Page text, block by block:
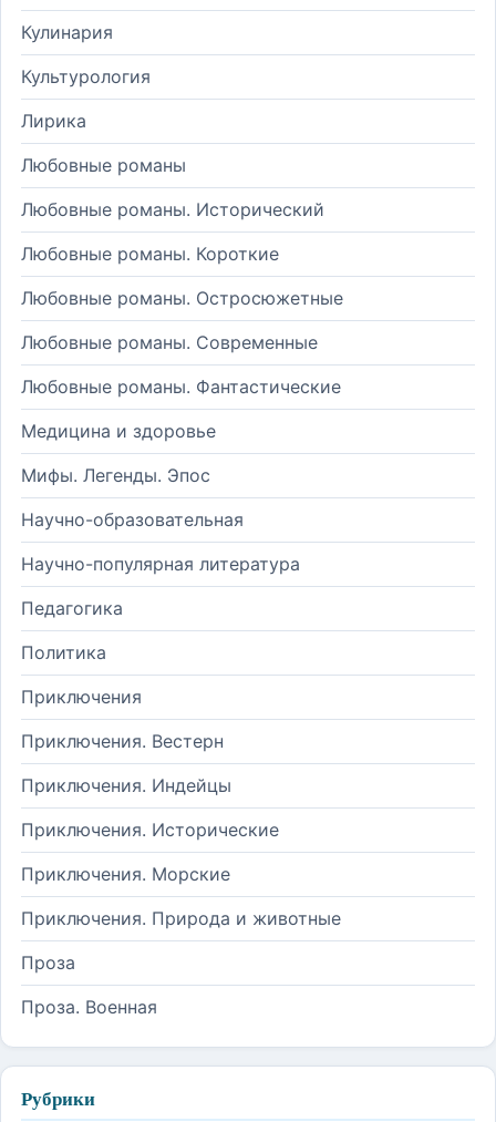
Кулинария
Культурология
Лирика
Любовные романы
Любовные романы. Исторический
Любовные романы. Короткие
Любовные романы. Остросюжетные
Любовные романы. Современные
Любовные романы. Фантастические
Медицина и здоровье
Мифы. Легенды. Эпос
Научно-образовательная
Научно-популярная литература
Педагогика
Политика
Приключения
Приключения. Вестерн
Приключения. Индейцы
Приключения. Исторические
Приключения. Морские
Приключения. Природа и животные
Проза
Проза. Военная
Рубрики